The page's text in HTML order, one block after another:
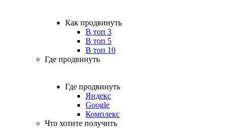
Как продвинуть
В топ 3
В топ 5
В топ 10
Где продвинуть
Где продвинуть
Яндекс
Google
Комплекс
Что хотите получить